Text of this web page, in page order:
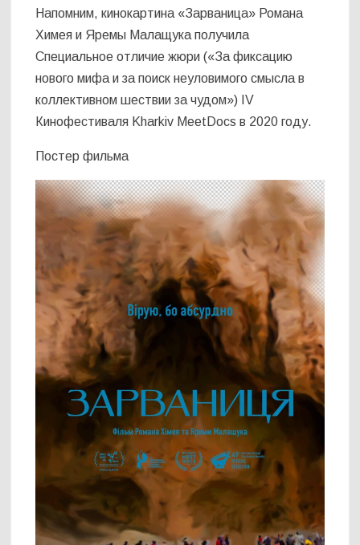
Напомним, кинокартина «Зарваница» Романа
Химея и Яремы Малащука получила
Специальное отличие жюри («За фиксацию
нового мифа и за поиск неуловимого смысла в
коллективном шествии за чудом») IV
Кинофестиваля Kharkiv MeetDocs в 2020 году.
Постер фильма